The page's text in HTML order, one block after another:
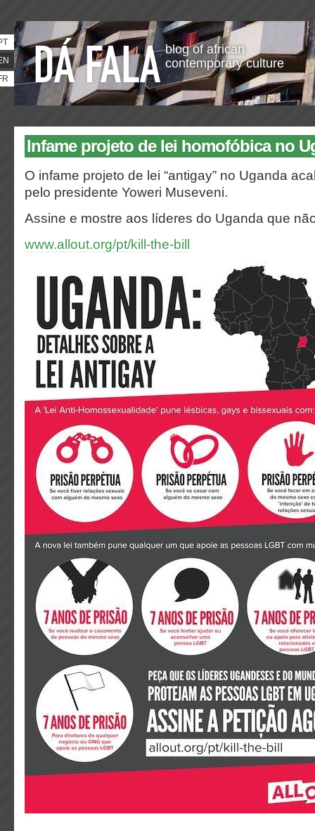
blog of african
contemporary culture
Infame projeto de lei homofóbica no
O infame projeto de lei “antigay” no Uganda
pelo presidente Yoweri Museveni.
Assine e mostre aos líderes do Uganda que
www.allout.org/pt/kill-the-bill